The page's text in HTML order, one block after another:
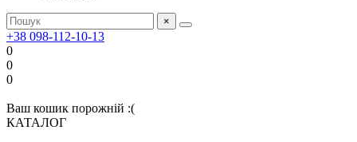
×
+38 098-112-10-13
0
0
0
Ваш кошик порожній :(
КАТАЛОГ